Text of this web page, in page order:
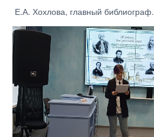
Е.А. Хохлова, главный библиограф.